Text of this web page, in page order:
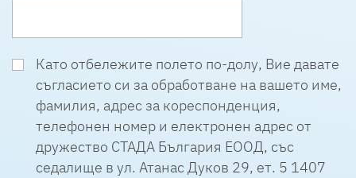
Като отбележите полето по-долу, Вие давате
съгласието си за обработване на вашето име,
фамилия, адрес за кореспонденция,
телефонен номер и електронен адрес от
дружество СТАДА България ЕООД, със
седалище в ул. Атанас Дуков 29, ет. 5 1407